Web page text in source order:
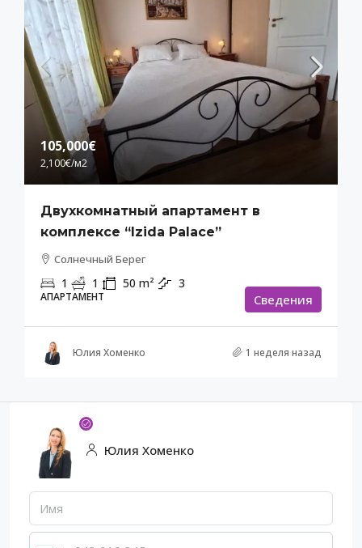
105,000€
2,100€/м2
Двухкомнатный апартамент в
комплексе “Izida Palace”
Солнечный Берег
1 1 50 m² 3
АПАРТАМЕНТ Cведения
Юлия Хоменко 1 неделя назад
Юлия Хоменко